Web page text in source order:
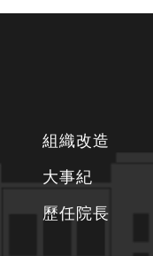
組織改造
大事紀
歷任院長